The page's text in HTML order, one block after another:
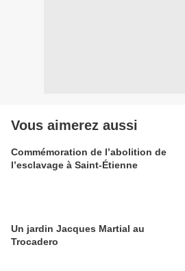
Vous aimerez aussi
Commémoration de l’abolition de
l’esclavage à Saint-Étienne
Un jardin Jacques Martial au
Trocadero